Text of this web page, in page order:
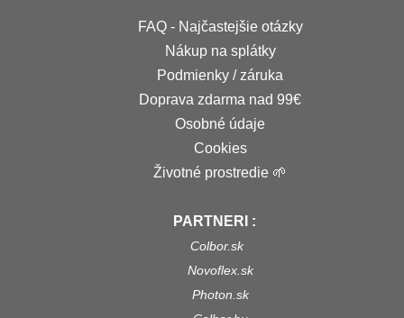
FAQ - Najčastejšie otázky
Nákup na splátky
Podmienky / záruka
Doprava zdarma nad 99€
Osobné údaje
Cookies
Životné prostredie 🌱
PARTNERI :
Colbor.sk
Novoflex.sk
Photon.sk